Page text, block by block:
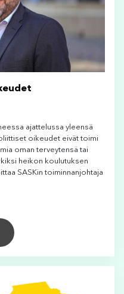
ajattelussa yleensä
oikeudet eivät toimi
oman terveytensä tai
heikon koulutuksen
SASKin toiminnanjohtaja